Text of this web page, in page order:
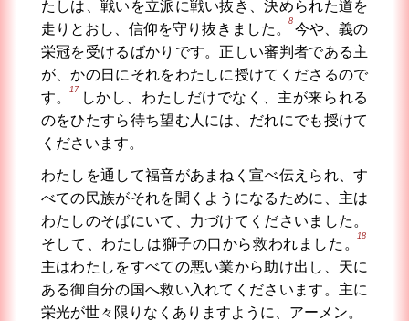
たしは、戦いを立派に戦い抜き、決められた道を
走りとおし、信仰を守り抜きました。
8
今や、義の
栄冠を受けるばかりです。正しい審判者である主
が、かの日にそれをわたしに授けてくださるので
す。
17
しかし、わたしだけでなく、主が来られる
のをひたすら待ち望む人には、だれにでも授けて
くださいます。
わたしを通して福音があまねく宣べ伝えられ、す
べての民族がそれを聞くようになるために、主は
わたしのそばにいて、力づけてくださいました。
そして、わたしは獅子の口から救われました。
18
主はわたしをすべての悪い業から助け出し、天に
ある御自分の国へ救い入れてくださいます。主に
栄光が世々限りなくありますように、アーメン。